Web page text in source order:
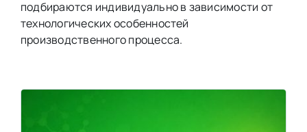
подбираются индивидуально в зависимости от
технологических особенностей
производственного процесса.